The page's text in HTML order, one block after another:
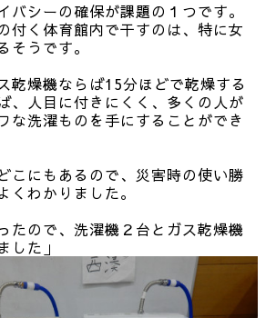
バシーの確保が課題の１つです。
付く体育館内で干すのは、特に女
そうです。
乾燥機ならば15分ほどで乾燥する
、人目に付きにくく、多くの人が
な洗濯ものを手にすることができ
こにもあるので、災害時の使い勝
くわかりました。
たので、洗濯機２台とガス乾燥機
した」